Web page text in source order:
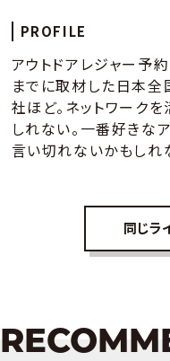
PROFILE
アウトドアレジャー予
までに取材した日本全
社ほど。ネットワーク
しれない。一番好きな
言い切れないかもしれ
同じラ